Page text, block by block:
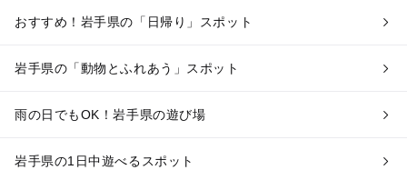
おすすめ！岩手県の「日帰り」スポット
岩手県の「動物とふれあう」スポット
雨の日でもOK！岩手県の遊び場
岩手県の1日中遊べるスポット